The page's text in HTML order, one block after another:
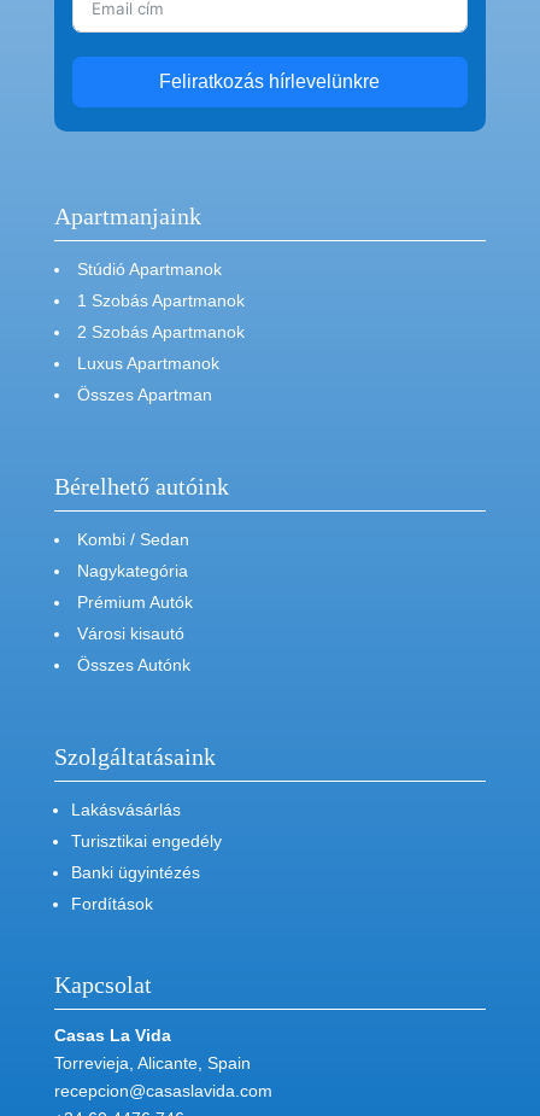
Feliratkozás hírlevelünkre
Apartmanjaink
Stúdió Apartmanok
1 Szobás Apartmanok
2 Szobás Apartmanok
Luxus Apartmanok
Összes Apartman
Bérelhető autóink
Kombi / Sedan
Nagykategória
Prémium Autók
Városi kisautó
Összes Autónk
Szolgáltatásaink
Lakásvásárlás
Turisztikai engedély
Banki ügyintézés
Fordítások
Kapcsolat
Casas La Vida
Torrevieja, Alicante, Spain
recepcion@casaslavida.com